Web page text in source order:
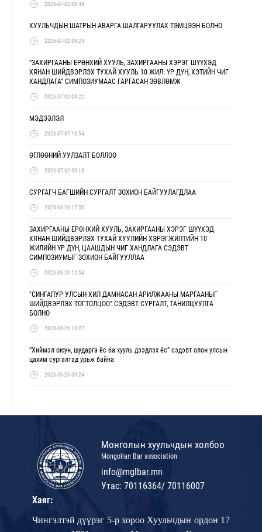
2026-07-02 09:48
ХУУЛЬЧДЫН ШАТРЫН АВАРГА ШАЛГАРУУЛАХ ТЭМЦЭЭН БОЛНО
2026-07-02 09:24
“ЗАХИРГААНЫ ЕРӨНХИЙ ХУУЛЬ, ЗАХИРГААНЫ ХЭРЭГ ШҮҮХЭД
ХЯНАН ШИЙДВЭРЛЭХ ТУХАЙ ХУУЛЬ 10 ЖИЛ: ҮР ДҮН, ХЭТИЙН ЧИГ
ХАНДЛАГА” СИМПОЗИУМААС ГАРГАСАН ЗӨВЛӨМЖ
2026-07-02 09:22
МЭДЭЭЛЭЛ
2026-07-07 10:54
ӨГЛӨӨНИЙ УУЛЗАЛТ БОЛЛОО
2026-07-02 09:18
СУРГАГЧ БАГШИЙН СУРГАЛТ ЗОХИОН БАЙГУУЛАГДЛАА
2026-06-26 17:50
ЗАХИРГААНЫ ЕРӨНХИЙ ХУУЛЬ, ЗАХИРГААНЫ ХЭРЭГ ШҮҮХЭД
ХЯНАН ШИЙДВЭРЛЭХ ТУХАЙ ХУУЛИЙН ХЭРЭГЖИЛТИЙН 10
ЖИЛИЙН ҮР ДҮН, ЦААШДЫН ЧИГ ХАНДЛАГА СЭДЭВТ
СИМПОЗИУМЫГ ЗОХИОН БАЙГУУЛЛАА
2026-06-26 12:54
"СИНГАПУР УЛСЫН ХИЛ ДАМНАСАН АРИЛЖААНЫ МАРГААНЫГ
ШИЙДВЭРЛЭХ ТОГТОЛЦОО" СЭДЭВТ СУРГАЛТ, ТАНИЛЦУУЛГА
БОЛНО
2026-06-26 10:27
“Хиймэл оюун, шударга ёс ба хууль дээдлэх ёс” сэдэвт олон улсын
цахим сургалтад урьж байна
2026-06-26 09:24
Монголын хуульчдын холбоо
Mongolian Bar association
info@mglbar.mn
Утас: 70116364/ 70116007
Хаяг:
Чингэлтэй дүүрэг 5-р хороо Хуульчдын ордон 17